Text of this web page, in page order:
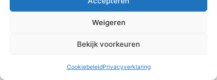
Weigeren
Bekijk voorkeuren
CookiebeleidPrivacyverklaring
© 2026 AlleNamen.nl